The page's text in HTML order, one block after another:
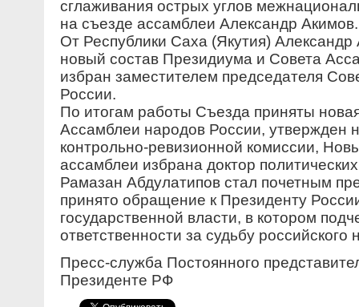
сглаживания острых углов
на съезде ассамблеи Александр Акимов.
От Республики Саха (Якутия)
новый состав Президиума и Совета
избран заместителем председателя
России.
По итогам работы Съезда приняты
Ассамблеи народов России, утвержден
контрольно-ревизионной комиссии,
ассамблеи избрана доктор
Рамазан Абдулатипов стал почетным
принято обращение к Президенту
государственной власти, в котором
ответственности за судьбу
Пресс-служба Постоянного
Президенте РФ